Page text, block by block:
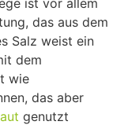
das aus dem
Salz weist ein
dem
wie
das aber
genutzt